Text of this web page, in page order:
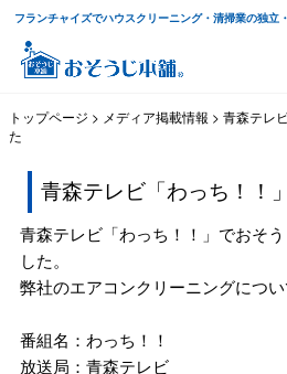
フランチャイズでハウスクリーニング・清掃業の独立
トップページ > メディア掲載情報 >青森テレ
た
青森テレビ「わっち！！
青森テレビ「わっち！！」でおそ
した。
弊社のエアコンクリーニングについ
番組名：わっち！！
放送局：青森テレビ